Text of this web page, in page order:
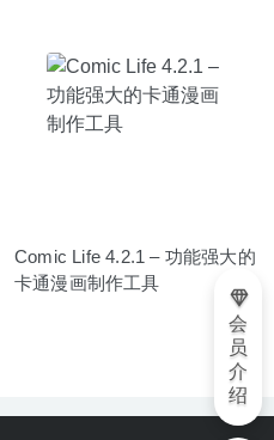
Comic Life 4.2.1 – 功能强大的
卡通漫画制作工具
会
员
介
绍